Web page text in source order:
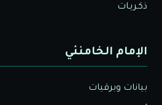
ذكـريـات
الإمام الخامنئي
بيانات وبرقيات